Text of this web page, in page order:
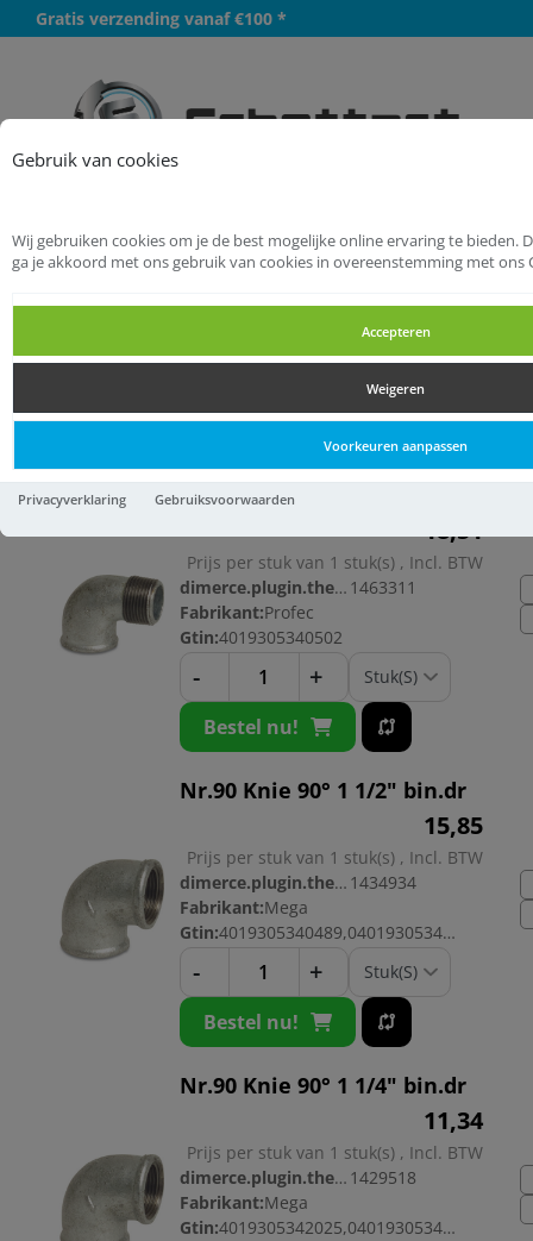
Gebruik van cookies
Wij gebruiken cookies om je de best mogelijke online ervaring te bieden.
ga je akkoord met ons gebruik van cookies in overeenstemming met ons
Accepteren
Weigeren
Voorkeuren aanpassen
Privacyverklaring Gebruiksvoorwaarden
Gratis verzending vanaf €100 *
Startpagina
Installatietechniek
Fittingen malleabel
Knieën
Knieën
Knieën
Mega Knie 90°
18,51
Prijs per stuk van 1 stuk(s) , Incl. BTW
dimerce.plugin.theme.productnr: 1463311
Fabrikant:Profec
Gtin:4019305340502
- +
Bestel nu!
Nr.90 Knie 90° 1 1/2" bin.dr
15,85
Prijs per stuk van 1 stuk(s) , Incl. BTW
dimerce.plugin.theme.productnr: 1434934
Fabrikant:Mega
Gtin:
4019305340489,04019305340489
- +
Bestel nu!
Nr.90 Knie 90° 1 1/4" bin.dr
11,34
Prijs per stuk van 1 stuk(s) , Incl. BTW
dimerce.plugin.theme.productnr: 1429518
Fabrikant:Mega
Gtin:
4019305342025,04019305342025